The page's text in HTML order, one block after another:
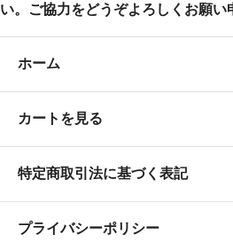
い。ご協力をどうぞよろしくお願い
ホーム
カートを見る
特定商取引法に基づく表記
プライバシーポリシー